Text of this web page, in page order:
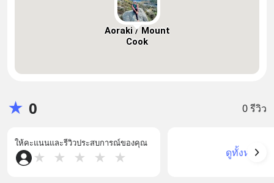
Aoraki / Mount
Cook
★ 0 0 รีวิว
ให้คะแนนและรีวิวประสบการณ์ของคุณ
★ ★ ★ ★ ★ ดูทั้งหมด